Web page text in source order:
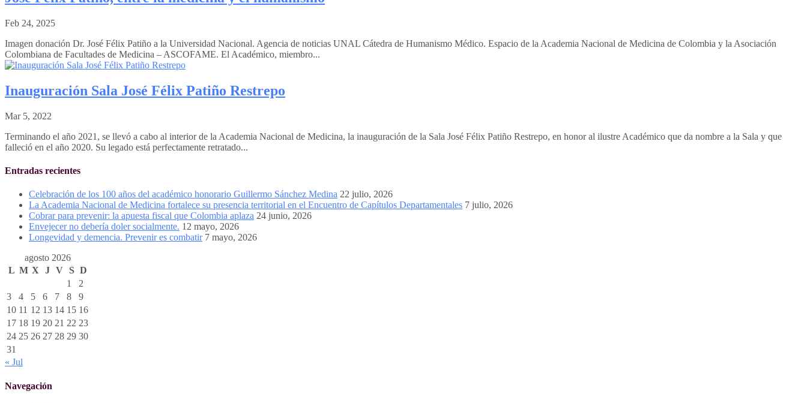
Feb 24, 2025
Imagen donación Dr. José Félix Patiño a la Universidad Nacional. Agencia de noticias UNAL Cátedra de Humanismo Médico. Espacio de la Academia Nacional de Medicina de Colombia y la Asociación
Colombiana de Facultades de Medicina – ASCOFAME. El Académico, miembro...
Inauguración Sala José Félix Patiño Restrepo
Mar 5, 2022
Terminando el año 2021, se llevó a cabo al interior de la Academia Nacional de Medicina, la inauguración de la Sala José Félix Patiño Restrepo, en honor al ilustre Académico que da nombre a la Sala y que
falleció en el año 2020. Su legado está perfectamente retratado...
Entradas recientes
Celebración de los 100 años del académico honorario Guillermo Sánchez Medina 22 julio, 2026
La Academia Nacional de Medicina fortalece su presencia territorial en el Encuentro de Capítulos Departamentales 7 julio, 2026
Cobrar para prevenir: la apuesta fiscal que Colombia aplaza 24 junio, 2026
Envejecer no debería doler socialmente. 12 mayo, 2026
Longevidad y demencia. Prevenir es combatir 7 mayo, 2026
agosto 2026
L M X J V S D
1
2
3
4 5 6 7 8
9
10 11 12 13 14 15 16
17 18 19 20 21 22 23
24 25 26 27 28 29 30
31
« Jul
Navegación